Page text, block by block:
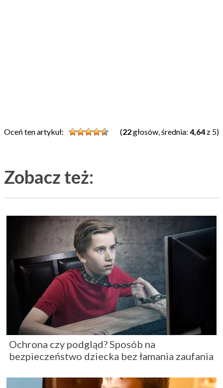
Oceń ten artykuł: (22głosów, średnia: 4,64 z 5)
Zobacz też:
Ochrona czy podgląd? Sposób na
bezpieczeństwo dziecka bez łamania zaufania